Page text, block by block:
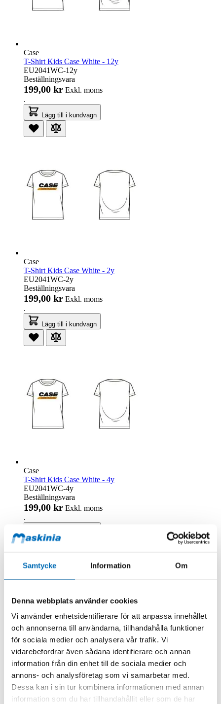
Samtycke Information Om
Denna webbplats använder cookies
Vi använder enhetsidentifierare för att anpassa innehållet
och annonserna till användarna, tillhandahålla funktioner
för sociala medier och analysera vår trafik. Vi
vidarebefordrar även sådana identifierare och annan
information från din enhet till de sociala medier och
annons- och analysföretag som vi samarbetar med.
Dessa kan i sin tur kombinera informationen med annan
information som du har tillhandahållit eller som de har
Case
T-Shirt Kids Case White - 12y
EU2041WC-12y
Beställningsvara
199,00 kr Exkl. moms
.
Lägg till i kundvagn
Case
T-Shirt Kids Case White - 2y
EU2041WC-2y
Beställningsvara
199,00 kr Exkl. moms
.
Lägg till i kundvagn
Case
T-Shirt Kids Case White - 4y
EU2041WC-4y
Beställningsvara
199,00 kr Exkl. moms
.
Lägg till i kundvagn
Case
T-Shirt Kids Case White - 6y
EU2041WC-6y